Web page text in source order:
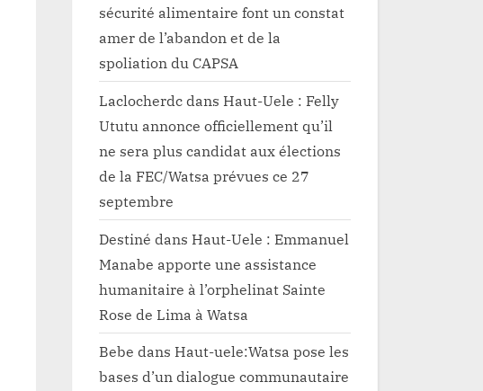
sécurité alimentaire font un constat
amer de l’abandon et de la
spoliation du CAPSA
Laclocherdcdans Haut-Uele : Felly
Ututu annonce officiellement qu’il
ne sera plus candidat aux élections
de la FEC/Watsa prévues ce 27
septembre
Destiné dans Haut-Uele : Emmanuel
Manabe apporte une assistance
humanitaire à l’orphelinat Sainte
Rose de Lima à Watsa
Bebe dans Haut-uele:Watsa pose les
bases d’un dialogue communautaire